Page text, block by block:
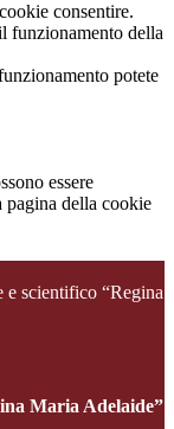
consentire.
funzionamento della
potete
essere
pagina della cookie
e scientifico “Regina
Maria Adelaide”